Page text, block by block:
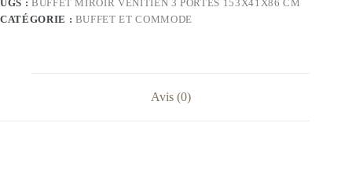
UGS : BUFFET MIROIR VENITIEN 3 PORTES 153X41X86 CM
CATÉGORIE : BUFFET ET COMMODE
Avis (0)